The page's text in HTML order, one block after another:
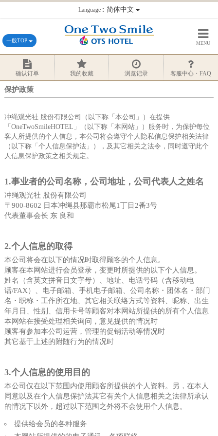
Language：简体中文
一般TOP MENU
确认订单 我的收藏 浏览记录 客服中心・FAQ
保护政策
冲绳观光社 股份有限公司（以下称「本公司」）在提供
「OneTwoSmileHOTEL」（以下称「本网站」）服务时，为保护每位
客人所提供的个人信息，本公司将会遵守个人隐私信息保护相关法律
（以下称「个人信息保护法」），及其它相关之法令，同时遵守此个
人信息保护政策之相关规定。
1.事业者的公司名称，公司地址，公司代表人之姓名
冲绳观光社 股份有限公司
〒900-8602 日本冲绳县那霸市松尾1丁目2番3号
代表董事会长 东 良和
2.个人信息的取得
本公司将会在以下的情况时取得顾客的个人信息。
顾客在本网站进行会员登录，变更时所提供的以下个人信息。
姓名（含英文拼音日文字母）、地址、电话号码（含移动电
话/FAX）、电子邮箱、手机电子邮箱、公司名称・团体名・部门
名・职称・工作所在地、其它相关联络方式等资料、昵称、出生
年月日、性别、信用卡号等顾客对本网站所提供的所有个人信息
本网站在接受处理相关询问，意见提供的情况时
顾客有参加本公司运营，管理的促销活动等情况时
其它基于上述的附随行为的情况时
3.个人信息的使用目的
本公司仅在以下范围内使用顾客所提供的个人资料。另，在本人
同意以及在个人信息保护法其它有关个人信息相关之法律所承认
的情况下以外，超过以下范围之外将不会使用个人信息。
提供给会员的各种服务